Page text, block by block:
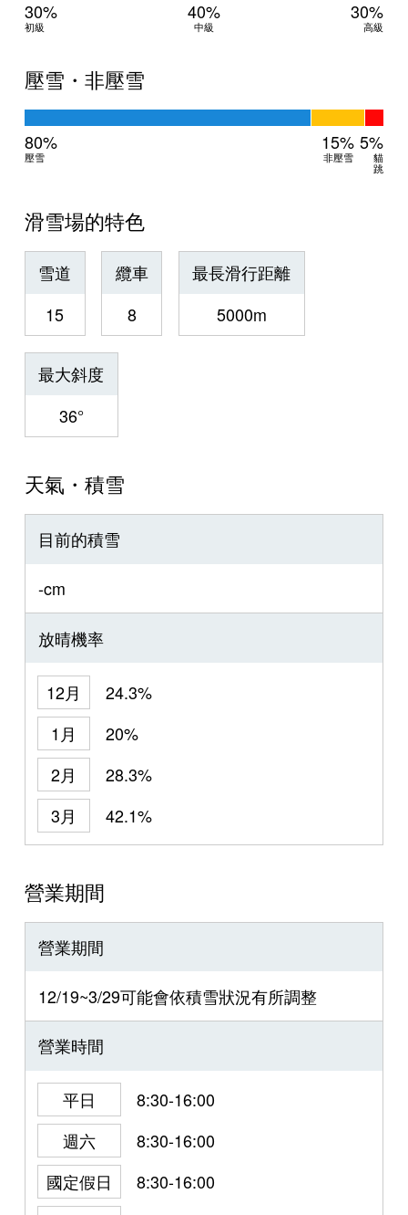
30%
初級
40%
中級
30%
高級
壓雪・非壓雪
80%
壓雪
15%
非壓雪
5%
貓
跳
滑雪場的特色
雪道
15
纜車
8
最長滑行距離
5000m
最大斜度
36°
天氣・積雪
目前的積雪
-cm
放晴機率
12月
24.3%
1月
20%
2月
28.3%
3月
42.1%
營業期間
營業期間
12/19~3/29可能會依積雪狀況有所調整
營業時間
平日
8:30-16:00
週六
8:30-16:00
國定假日
8:30-16:00